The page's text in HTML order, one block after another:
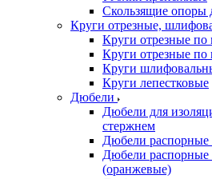
Скользящие опоры
Круги отрезные,
Круги отрезные по
Круги отрезные
Круги
Круги лепестковые
Дюбели
Дюбели для
стержнем
Дюбели распорные
Дюбели распорные
(оранжевые)